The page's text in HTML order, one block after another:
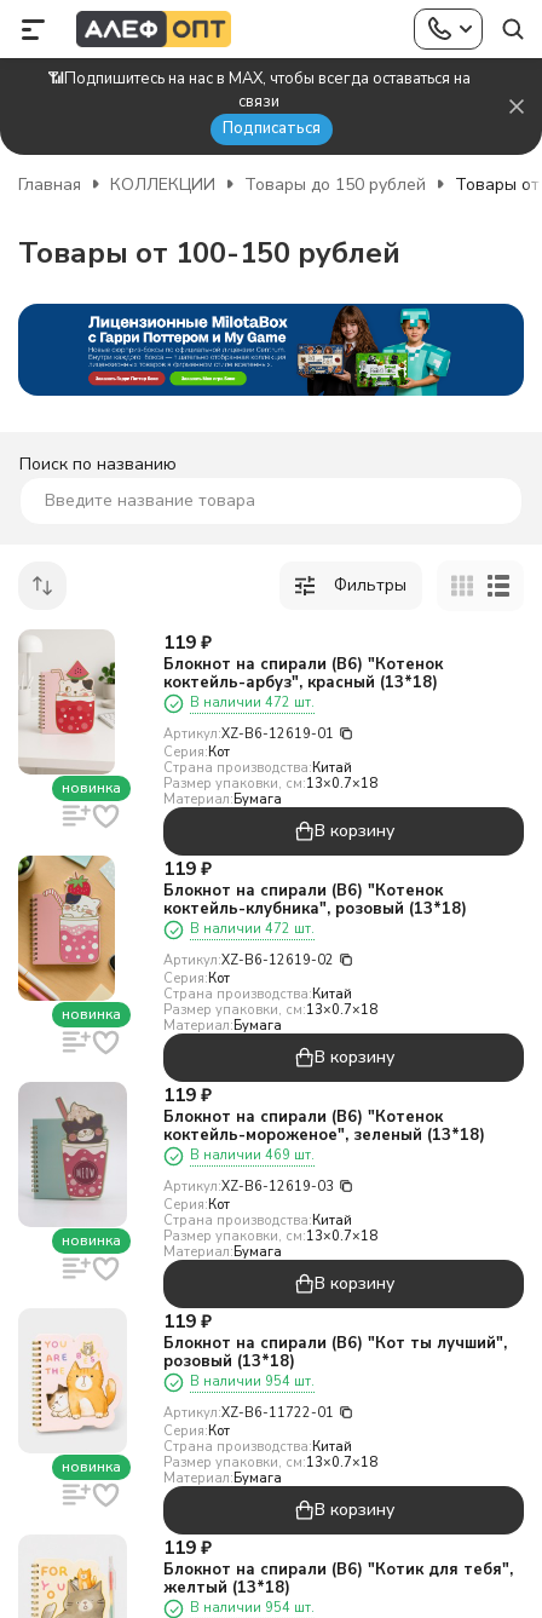
📶Подпишитесь на нас в MAX, чтобы всегда оставаться на
связи
Подписаться
Главная КОЛЛЕКЦИИ Товары до 150 рублей Товары
Товары от 100-150 рублей
Поиск по названию
Фильтры
новинка
119 ₽
Блокнот на спирали (B6) "Котенок
коктейль-арбуз", красный (13*18)
В наличии 472 шт.
Артикул:XZ-B6-12619-01
Серия:Кот
Страна производства:Китай
Размер упаковки, см:13×0.7×18
Материал:Бумага
В корзину
новинка
119 ₽
Блокнот на спирали (B6) "Котенок
коктейль-клубника", розовый (13*18)
В наличии 472 шт.
Артикул:XZ-B6-12619-02
Серия:Кот
Страна производства:Китай
Размер упаковки, см:13×0.7×18
Материал:Бумага
В корзину
новинка
119 ₽
Блокнот на спирали (B6) "Котенок
коктейль-мороженое", зеленый (13*18)
В наличии 469 шт.
Артикул:XZ-B6-12619-03
Серия:Кот
Страна производства:Китай
Размер упаковки, см:13×0.7×18
Материал:Бумага
В корзину
новинка
119 ₽
Блокнот на спирали (B6) "Кот ты лучший",
розовый (13*18)
В наличии 954 шт.
Артикул:XZ-B6-11722-01
Серия:Кот
Страна производства:Китай
Размер упаковки, см:13×0.7×18
Материал:Бумага
В корзину
119 ₽
Блокнот на спирали (B6) "Котик для тебя",
желтый (13*18)
В наличии 954 шт.